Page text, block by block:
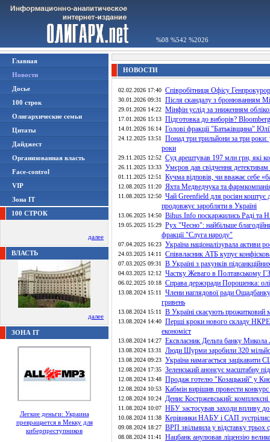
%08 %542 %2026
Главная
Новости
Досье
100 строк
Олигархические семьи
Цитаты
Дайджест
Организованная власть
Face-control
VIP
Зона IT
100 СТРОК
далее
ВЛАСТЬ
далее
ЗОНА IT
Легкие деньги: Украина
превращается в Мекку для
киберпреступников
НОВОСТИ
02.02.2026 17:40 Співробітниця Офісу
30.01.2026 09:31 Після скандалу з бронюванням
29.01.2026 14:22 Мінфін услід за зниженням
17.01.2026 15:13 Підготовка до виборів?
14.01.2026 16:14 Голові фракції "Батьківщина"
24.12.2025 13:51
Понад три трильйони за три
роки
29.11.2025 12:52 Суд арештував 197 млн грн, які
26.11.2025 13:33 Умєров дав свідчення
01.11.2025 12:51 Кучма відповів, чи вважає себе
12.08.2025 11:20 Яхта Медведчука та
11.08.2025 12:50 Чай Greenfield для росіян коштує
продовжує заробляти в Україні
13.06.2025 14:50 Bihus.Info поскаржились Раді та
19.05.2025 15:29 Рух "Чесно": найбільше
фракції "Слуга народу"
07.04.2025 16:23 Україна націоналізувала активи
24.03.2025 14:11 Співвласник АТБ купує
07.03.2025 09:31 В Україні з рахунків
04.03.2025 12:12 Частку Жеваго в Полтавському
06.02.2025 10:18 Справа держзради Порошенка:
13.08.2024 15:11
Члени наглядової ради
гривень
13.08.2024 15:11 В Україні скасують прожитковий
13.08.2024 14:40 Перші кроки нового складу
економіст
13.08.2024 14:27 Ексвласник Дельта банку Микола
13.08.2024 13:31 Люди Шурми заробили 320
13.08.2024 09:23 Україна намагається
12.08.2024 17:35 Зеленський анонсує масштабну
12.08.2024 13:48 Продаж готелю "Козацький" у
12.08.2024 10:53 Кабмін вирішив провести
12.08.2024 10:24 Денис Костржевський:
11.08.2024 10:07 НБУ застосував заходи впливу
10.08.2024 11:38 Керівники НАБУ і САП
09.08.2024 18:27 ВРП звільнила у відставку трьох
08.08.2024 11:41 Нацбанк анулював ліцензію